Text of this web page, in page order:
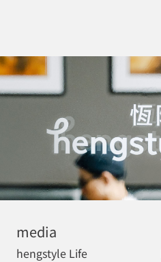
media
hengstyle Life